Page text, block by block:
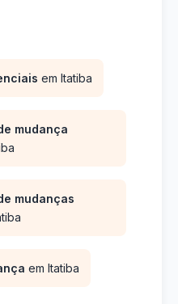
em Itatiba
mudança
mudanças
em Itatiba